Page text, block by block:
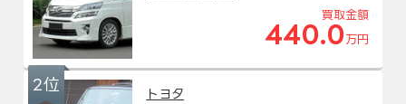
買取金額
440.0 万円
2位
トヨタ